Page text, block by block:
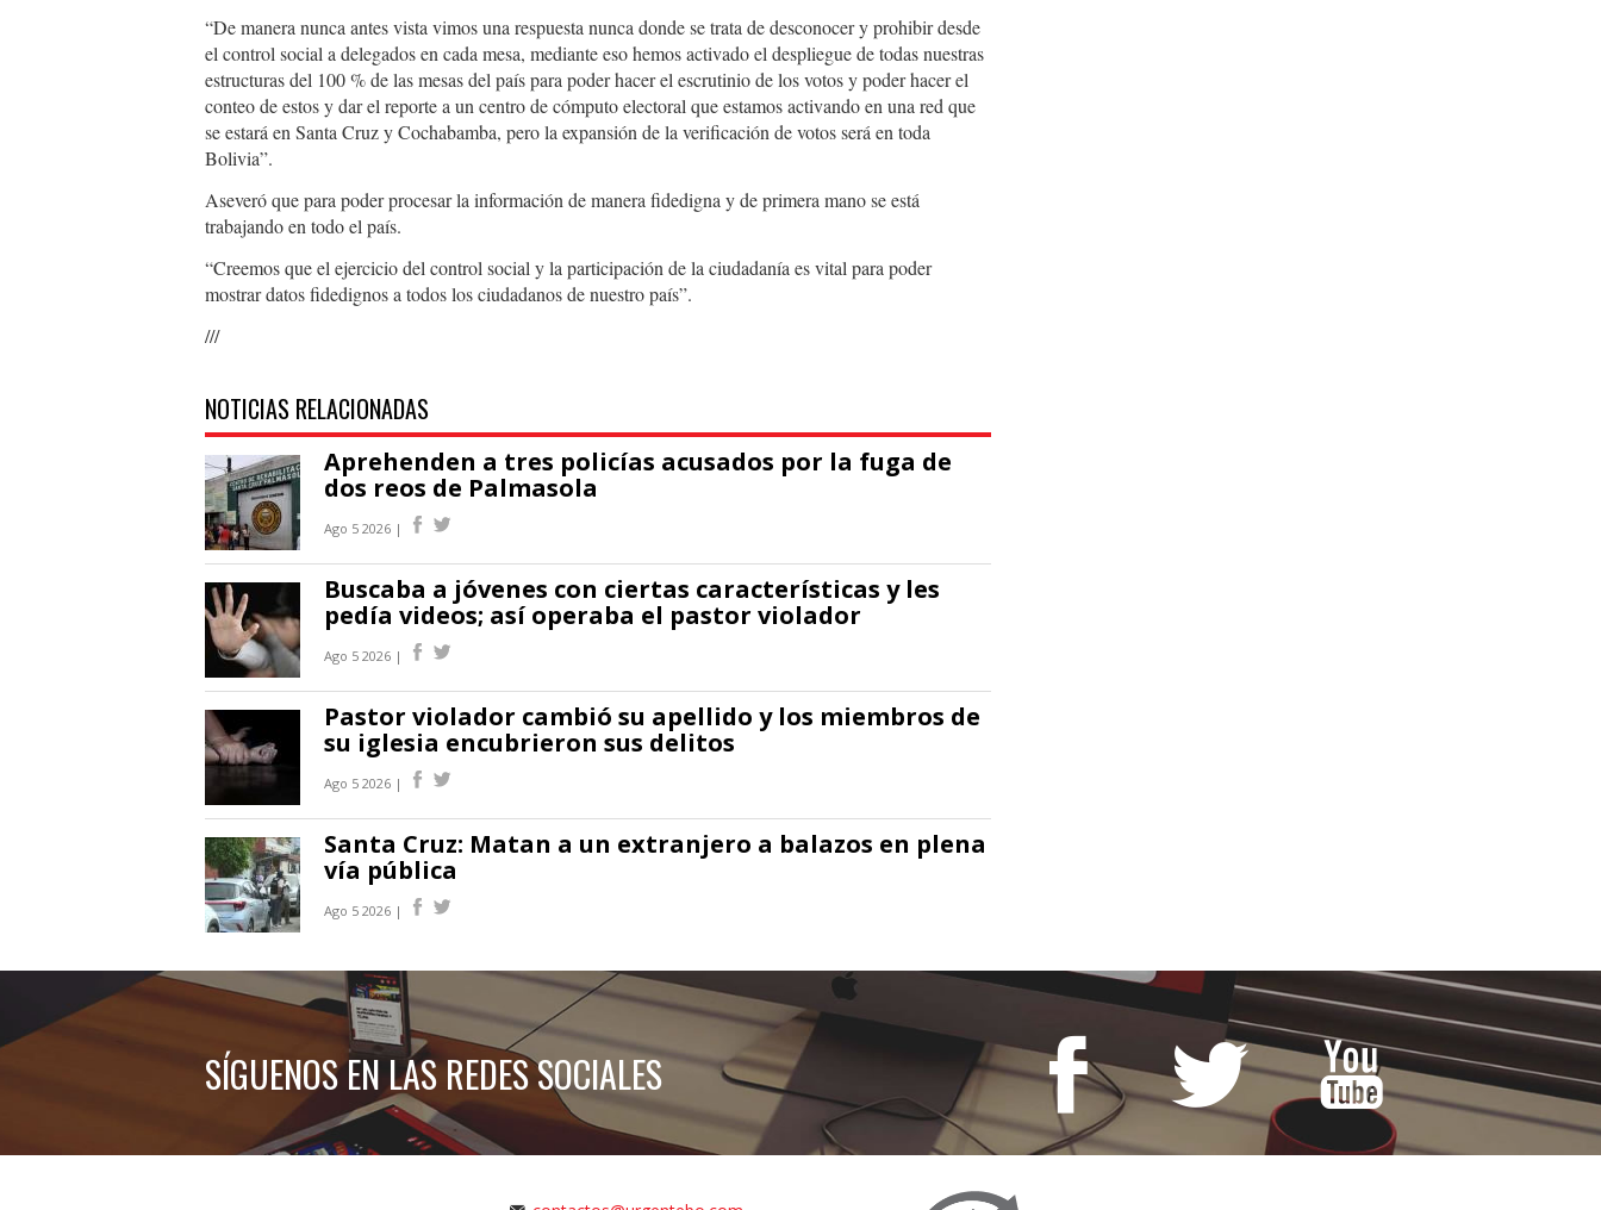
“De manera nunca antes vista vimos una respuesta nunca donde se trata de desconocer y prohibir desde
el control social a delegados en cada mesa, mediante eso hemos activado el despliegue de todas nuestras
estructuras del 100 % de las mesas del país para poder hacer el escrutinio de los votos y poder hacer el
conteo de estos y dar el reporte a un centro de cómputo electoral que estamos activando en una red que
se estará en Santa Cruz y Cochabamba, pero la expansión de la verificación de votos será en toda
Bolivia”.
Aseveró que para poder procesar la información de manera fidedigna y de primera mano se está
trabajando en todo el país.
“Creemos que el ejercicio del control social y la participación de la ciudadanía es vital para poder
mostrar datos fidedignos a todos los ciudadanos de nuestro país”.
///
NOTICIAS RELACIONADAS
Aprehenden a tres policías acusados por la fuga de
dos reos de Palmasola
Ago 5 2026 |
Buscaba a jóvenes con ciertas características y les
pedía videos; así operaba el pastor violador
Ago 5 2026 |
Pastor violador cambió su apellido y los miembros de
su iglesia encubrieron sus delitos
Ago 5 2026 |
Santa Cruz: Matan a un extranjero a balazos en plena
vía pública
Ago 5 2026 |
SÍGUENOS EN LAS REDES SOCIALES